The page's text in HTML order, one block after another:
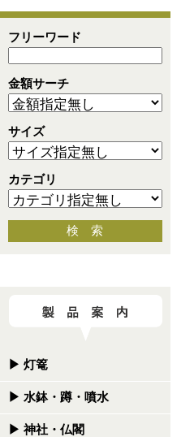
フリーワード
金額サーチ
サイズ
カテゴリ
検 索
▶ 灯篭
▶ 水鉢・蹲・噴水
▶ 神社・仏閣